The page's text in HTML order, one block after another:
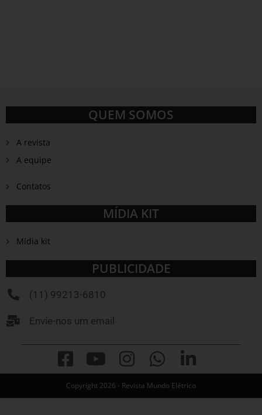
QUEM SOMOS
A revista
A equipe
Contatos
MÍDIA KIT
Mídia kit
PUBLICIDADE
(11) 99213-6810
Envie-nos um email
Copyright 2026 - Revista Mundo Elétrico